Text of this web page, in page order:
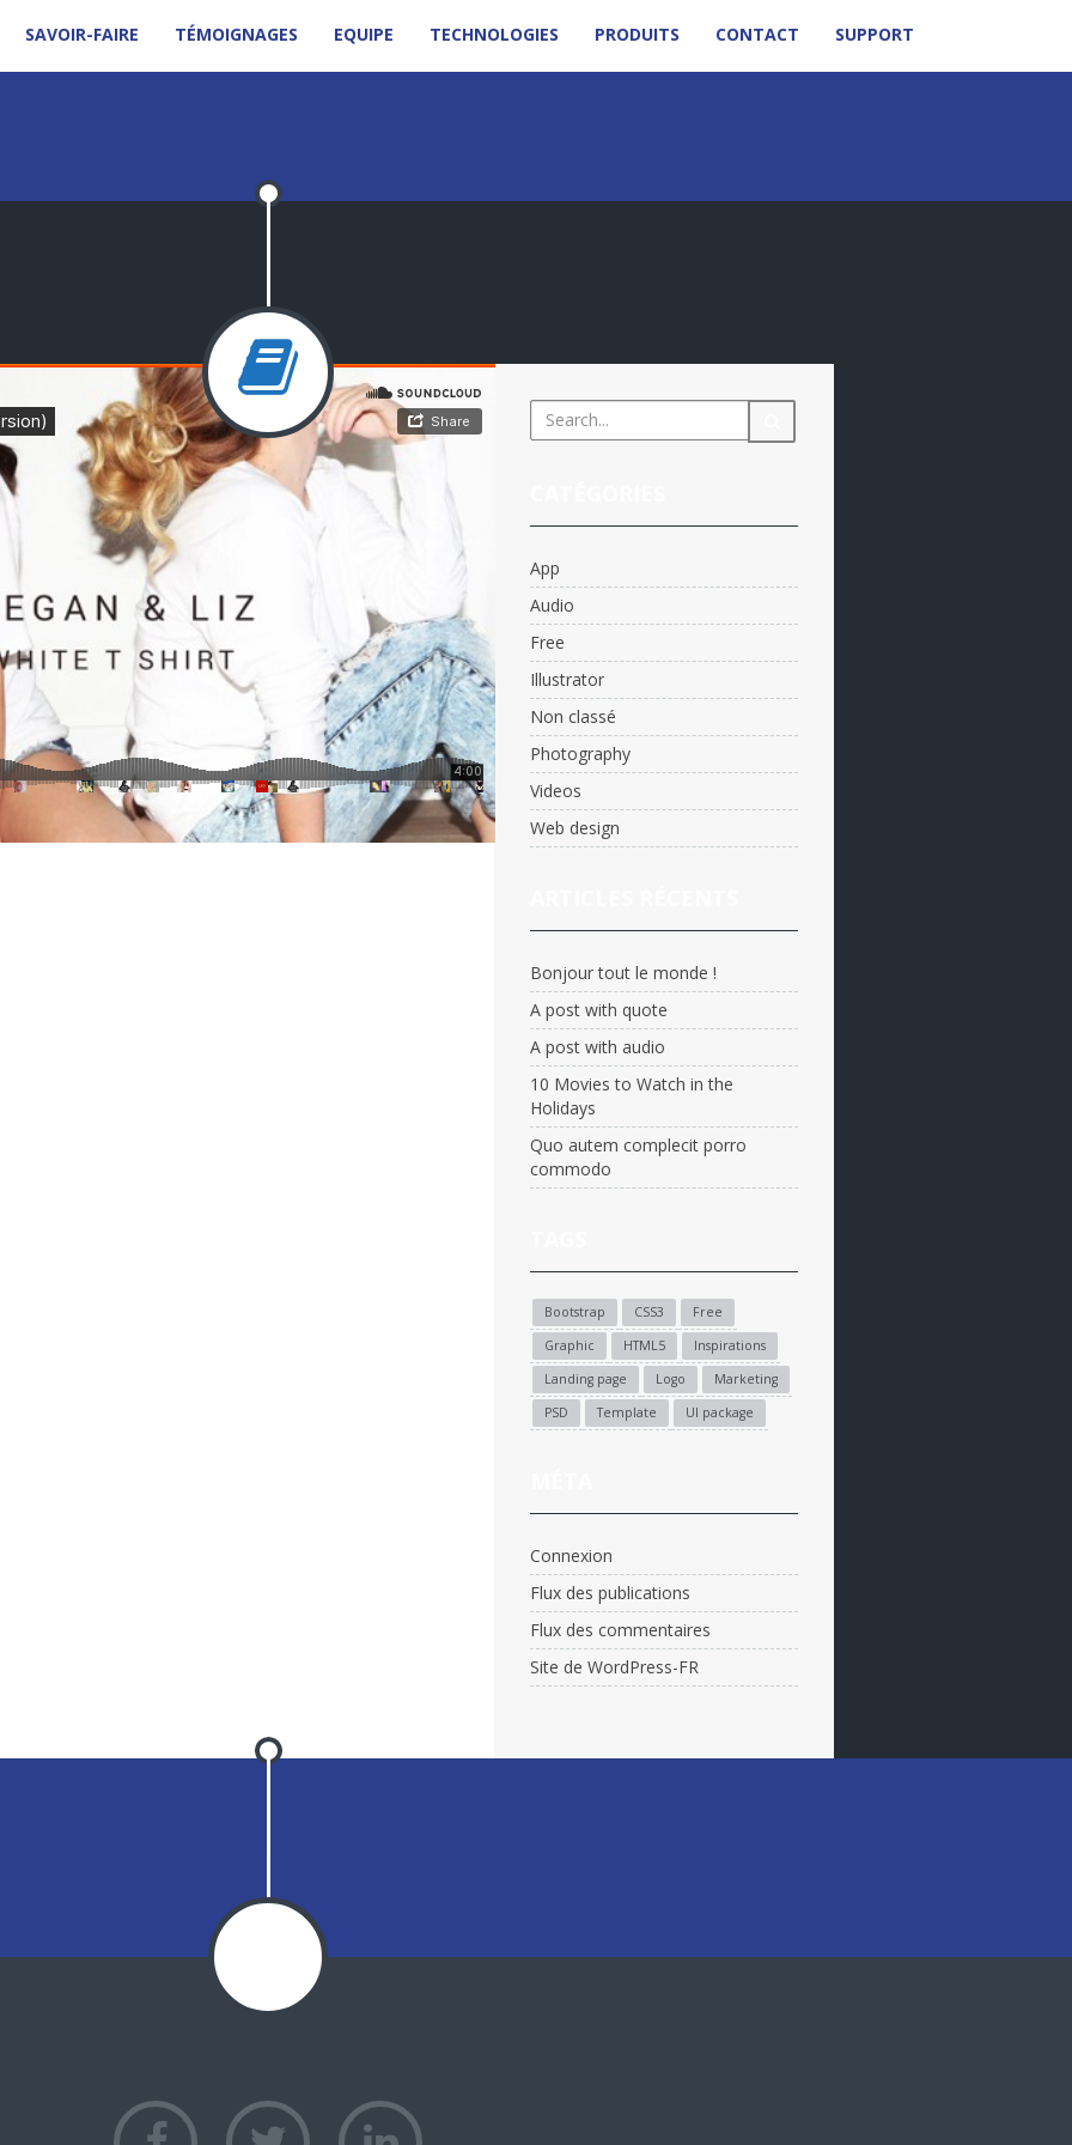
SAVOIR-FAIRE TÉMOIGNAGES EQUIPE TECHNOLOGIES PRODUITS CONTACT SUPPORT
App
Audio
Free
Illustrator
Non classé
Photography
Videos
Web design
Bonjour tout le monde !
A post with quote
A post with audio
10 Movies to Watch in the
Holidays
Quo autem complecit porro
commodo
Bootstrap CSS3
Free
Graphic
HTML5
Inspirations
Landing page
Logo
Marketing
PSD
Template UI package
Connexion
Flux des publications
Flux des commentaires
Site de WordPress-FR